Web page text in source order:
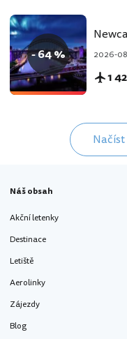
- 64 % 2026-
1
Náš obsah
Akční letenky
Destinace
Letiště
Aerolinky
Zájezdy
Blog